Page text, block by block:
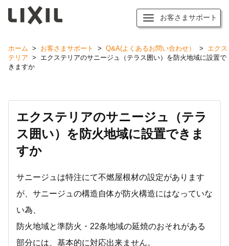
お客さまサポート
ホーム > お客さまサポート > Q&A(よくあるお問い合わせ） >
エクス
テリア >
エクステリアのサニージュ（テラス囲い）を防火地域に設置で
きますか
エクステリアのサニージュ（テラ
ス囲い）を防火地域に設置できま
すか
サニージュは特注にて不燃屋根材の設定があります
が、サニージュの構造自体が防火構造にはなっていな
い為、
防火地域と準防火・22条地域の延焼のおそれがある
部分には、基本的に対応出来ません。